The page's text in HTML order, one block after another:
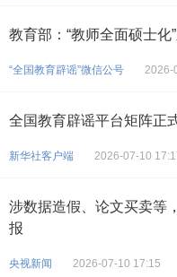
教育部：“教师全面硕士化
“全国教育辟谣”微信公号 2026-
全国教育辟谣平台矩阵正
新华社客户端 2026-07-10
涉数据造假、论文买卖等
报
央视新闻 2026-07-10 17:15